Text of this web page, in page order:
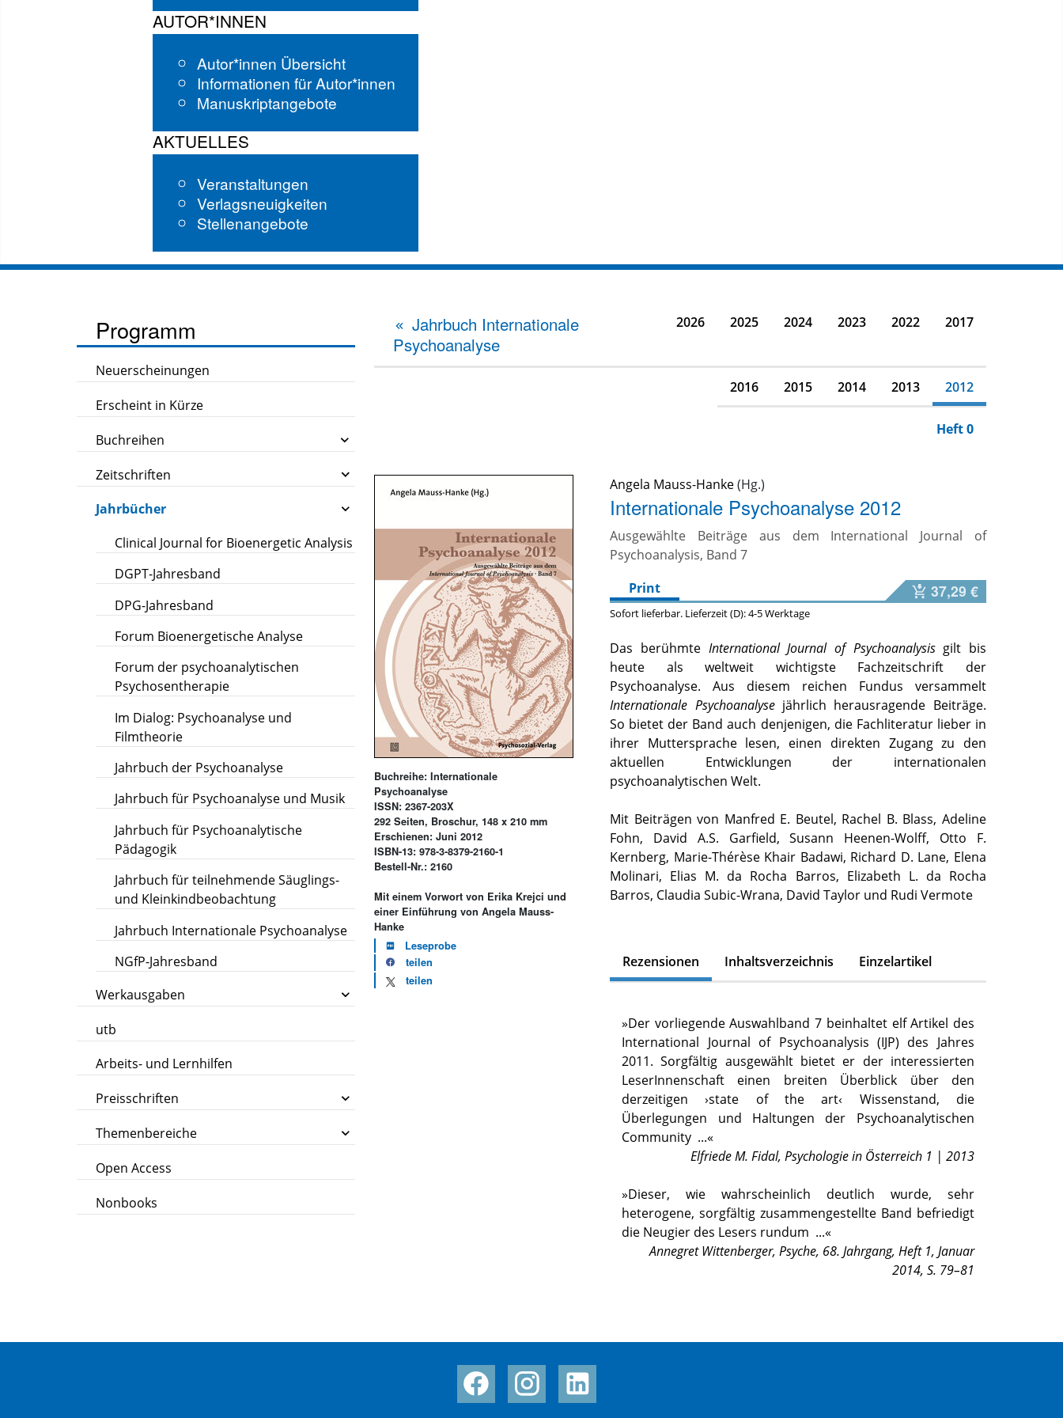
AUTOR*INNEN
Autor*innen Übersicht
Informationen für Autor*innen
Manuskriptangebote
AKTUELLES
Veranstaltungen
Verlagsneuigkeiten
Stellenangebote
Programm
Neuerscheinungen
Erscheint in Kürze
Buchreihen
Zeitschriften
Jahrbücher
Clinical Journal for Bioenergetic Analysis
DGPT-Jahresband
DPG-Jahresband
Forum Bioenergetische Analyse
Forum der psychoanalytischen
Psychosentherapie
Im Dialog: Psychoanalyse und
Filmtheorie
Jahrbuch der Psychoanalyse
Jahrbuch für Psychoanalyse und Musik
Jahrbuch für Psychoanalytische
Pädagogik
Jahrbuch für teilnehmende Säuglings-
und Kleinkindbeobachtung
Jahrbuch Internationale Psychoanalyse
NGfP-Jahresband
Werkausgaben
utb
Arbeits- und Lernhilfen
Preisschriften
Themenbereiche
Open Access
Nonbooks
Jahrbuch Internationale
Psychoanalyse
2026 2025 2024 2023 2022 2017
2016 2015 2014 2013 2012
Heft 0
Buchreihe: Internationale
Psychoanalyse
ISSN: 2367-203X
292 Seiten, Broschur, 148 x 210 mm
Erschienen: Juni 2012
ISBN-13: 978-3-8379-2160-1
Bestell-Nr.: 2160
Mit einem Vorwort von Erika Krejci und
einer Einführung von Angela Mauss-
Hanke
Leseprobe
teilen
teilen
Angela Mauss-Hanke
Internationale Psychoanalyse 2012
Ausgewählte Beiträge aus dem International Journal of
Psychoanalysis, Band 7
Print
37,29 €
Sofort lieferbar. Lieferzeit (D): 4-5 Werktage
Das berühmte International Journal of Psychoanalysisgilt bis
heute als weltweit wichtigste Fachzeitschrift der
Psychoanalyse. Aus diesem reichen Fundus versammelt
Internationale Psychoanalysejährlich herausragende Beiträge.
So bietet der Band auch denjenigen, die Fachliteratur lieber in
ihrer Muttersprache lesen, einen direkten Zugang zu den
aktuellen Entwicklungen der internationalen
psychoanalytischen Welt.
Mit Beiträgen von Manfred E. Beutel, Rachel B. Blass, Adeline
Fohn, David A.S. Garfield, Susann Heenen-Wolff, Otto F.
Kernberg, Marie-Thérèse Khair Badawi, Richard D. Lane, Elena
Molinari, Elias M. da Rocha Barros, Elizabeth L. da Rocha
Barros, Claudia Subic-Wrana, David Taylor und Rudi Vermote
Rezensionen Inhaltsverzeichnis Einzelartikel
»Der vorliegende Auswahlband 7 beinhaltet elf Artikel des
International Journal of Psychoanalysis (IJP) des Jahres
2011. Sorgfältig ausgewählt bietet er der interessierten
LeserInnenschaft einen breiten Überblick über den
derzeitigen ›state of the art‹ Wissenstand, die
Überlegungen und Haltungen der Psychoanalytischen
Community ...«
Elfriede M. Fidal, Psychologie in Österreich 1 | 2013
»Dieser, wie wahrscheinlich deutlich wurde, sehr
heterogene, sorgfältig zusammengestellte Band befriedigt
die Neugier des Lesers rundum ...«
Annegret Wittenberger, Psyche, 68. Jahrgang, Heft 1, Januar
2014, S. 79–81